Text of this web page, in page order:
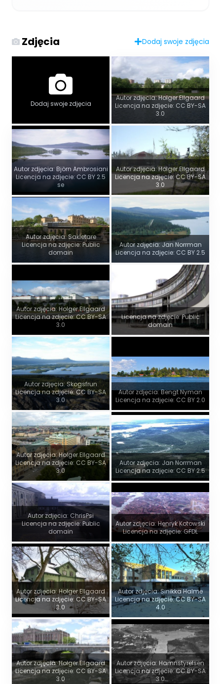
Zdjęcia Dodaj swoje zdjęcia
Dodaj swoje zdjęcia
Autor zdjęcia: Holger.Ellgaard
Licencja na zdjęcie: CC BY-SA
3.0
Autor zdjęcia: Björn Ambrosiani
Licencja na zdjęcie: CC BY 2.5
se
Autor zdjęcia: Holger.Ellgaard
Licencja na zdjęcie: CC BY-SA
3.0
Autor zdjęcia: Sakletare
Licencja na zdjęcie: Public
domain
Autor zdjęcia: Jan Norrman
Licencja na zdjęcie: CC BY 2.5
Autor zdjęcia: Holger.Ellgaard
Licencja na zdjęcie: CC BY-SA
3.0
Licencja na zdjęcie: Public
domain
Autor zdjęcia: Skogsfrun
Licencja na zdjęcie: CC BY-SA
3.0
Autor zdjęcia: Bengt Nyman
Licencja na zdjęcie: CC BY 2.0
Autor zdjęcia: Holger.Ellgaard
Licencja na zdjęcie: CC BY-SA
3.0
Autor zdjęcia: Jan Norrman
Licencja na zdjęcie: CC BY 2.5
Autor zdjęcia: ChrisPsi
Licencja na zdjęcie: Public
domain
Autor zdjęcia: Henryk Kotowski
Licencja na zdjęcie: GFDL
Autor zdjęcia: Holger.Ellgaard
Licencja na zdjęcie: CC BY-SA
3.0
Autor zdjęcia: Sinikka Halme
Licencja na zdjęcie: CC BY-SA
4.0
Autor zdjęcia: Holger.Ellgaard
Licencja na zdjęcie: CC BY-SA
3.0
Autor zdjęcia: Hamnstyrelsen
Licencja na zdjęcie: CC BY-SA
3.0